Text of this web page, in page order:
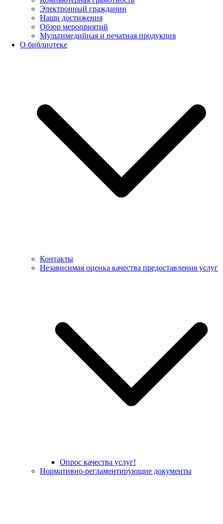
Электронный гражданин
Наши достижения
Обзор мероприятий
Мультимедийная и печатная продукция
О библиотеке
Контакты
Независимая оценка качества предоставления услуг
Опрос качества услуг!
Нормативно-регламентирующие документы